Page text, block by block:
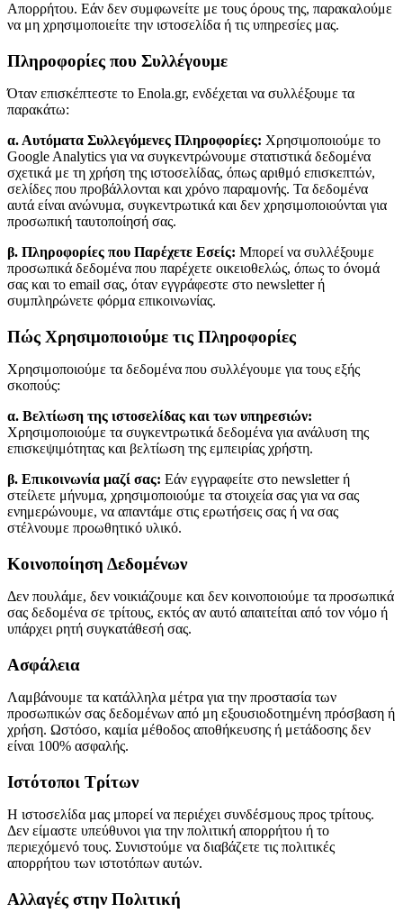
Απορρήτου. Εάν δεν συμφωνείτε με τους όρους της, παρακαλούμε
να μη χρησιμοποιείτε την ιστοσελίδα ή τις υπηρεσίες μας.
Πληροφορίες που Συλλέγουμε
Όταν επισκέπτεστε το Enola.gr, ενδέχεται να συλλέξουμε τα
παρακάτω:
α. Αυτόματα Συλλεγόμενες Πληροφορίες: Χρησιμοποιούμε το
Google Analytics για να συγκεντρώνουμε στατιστικά δεδομένα
σχετικά με τη χρήση της ιστοσελίδας, όπως αριθμό επισκεπτών,
σελίδες που προβάλλονται και χρόνο παραμονής. Τα δεδομένα
αυτά είναι ανώνυμα, συγκεντρωτικά και δεν χρησιμοποιούνται για
προσωπική ταυτοποίησή σας.
β. Πληροφορίες που Παρέχετε Εσείς: Μπορεί να συλλέξουμε
προσωπικά δεδομένα που παρέχετε οικειοθελώς, όπως το όνομά
σας και το email σας, όταν εγγράφεστε στο newsletter ή
συμπληρώνετε φόρμα επικοινωνίας.
Πώς Χρησιμοποιούμε τις Πληροφορίες
Χρησιμοποιούμε τα δεδομένα που συλλέγουμε για τους εξής
σκοπούς:
α. Βελτίωση της ιστοσελίδας και των υπηρεσιών:
Χρησιμοποιούμε τα συγκεντρωτικά δεδομένα για ανάλυση της
επισκεψιμότητας και βελτίωση της εμπειρίας χρήστη.
β. Επικοινωνία μαζί σας: Εάν εγγραφείτε στο newsletter ή
στείλετε μήνυμα, χρησιμοποιούμε τα στοιχεία σας για να σας
ενημερώνουμε, να απαντάμε στις ερωτήσεις σας ή να σας
στέλνουμε προωθητικό υλικό.
Κοινοποίηση Δεδομένων
Δεν πουλάμε, δεν νοικιάζουμε και δεν κοινοποιούμε τα προσωπικά
σας δεδομένα σε τρίτους, εκτός αν αυτό απαιτείται από τον νόμο ή
υπάρχει ρητή συγκατάθεσή σας.
Ασφάλεια
Λαμβάνουμε τα κατάλληλα μέτρα για την προστασία των
προσωπικών σας δεδομένων από μη εξουσιοδοτημένη πρόσβαση ή
χρήση. Ωστόσο, καμία μέθοδος αποθήκευσης ή μετάδοσης δεν
είναι 100% ασφαλής.
Ιστότοποι Τρίτων
Η ιστοσελίδα μας μπορεί να περιέχει συνδέσμους προς τρίτους.
Δεν είμαστε υπεύθυνοι για την πολιτική απορρήτου ή το
περιεχόμενό τους. Συνιστούμε να διαβάζετε τις πολιτικές
απορρήτου των ιστοτόπων αυτών.
Αλλαγές στην Πολιτική